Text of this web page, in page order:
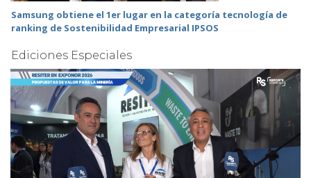
Samsung obtiene el 1er lugar en la categoría tecnología de
ranking de Sostenibilidad Empresarial IPSOS
Ediciones Especiales